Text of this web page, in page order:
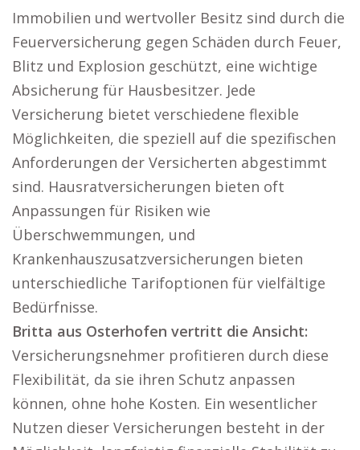
Immobilien und wertvoller Besitz sind durch die
Feuerversicherung gegen Schäden durch Feuer,
Blitz und Explosion geschützt, eine wichtige
Absicherung für Hausbesitzer. Jede
Versicherung bietet verschiedene flexible
Möglichkeiten, die speziell auf die spezifischen
Anforderungen der Versicherten abgestimmt
sind. Hausratversicherungen bieten oft
Anpassungen für Risiken wie
Überschwemmungen, und
Krankenhauszusatzversicherungen bieten
unterschiedliche Tarifoptionen für vielfältige
Bedürfnisse.
Britta aus Osterhofen vertritt die Ansicht:
Versicherungsnehmer profitieren durch diese
Flexibilität, da sie ihren Schutz anpassen
können, ohne hohe Kosten. Ein wesentlicher
Nutzen dieser Versicherungen besteht in der